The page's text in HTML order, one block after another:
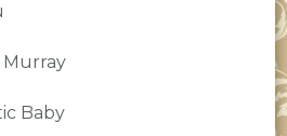
Murray
Baby